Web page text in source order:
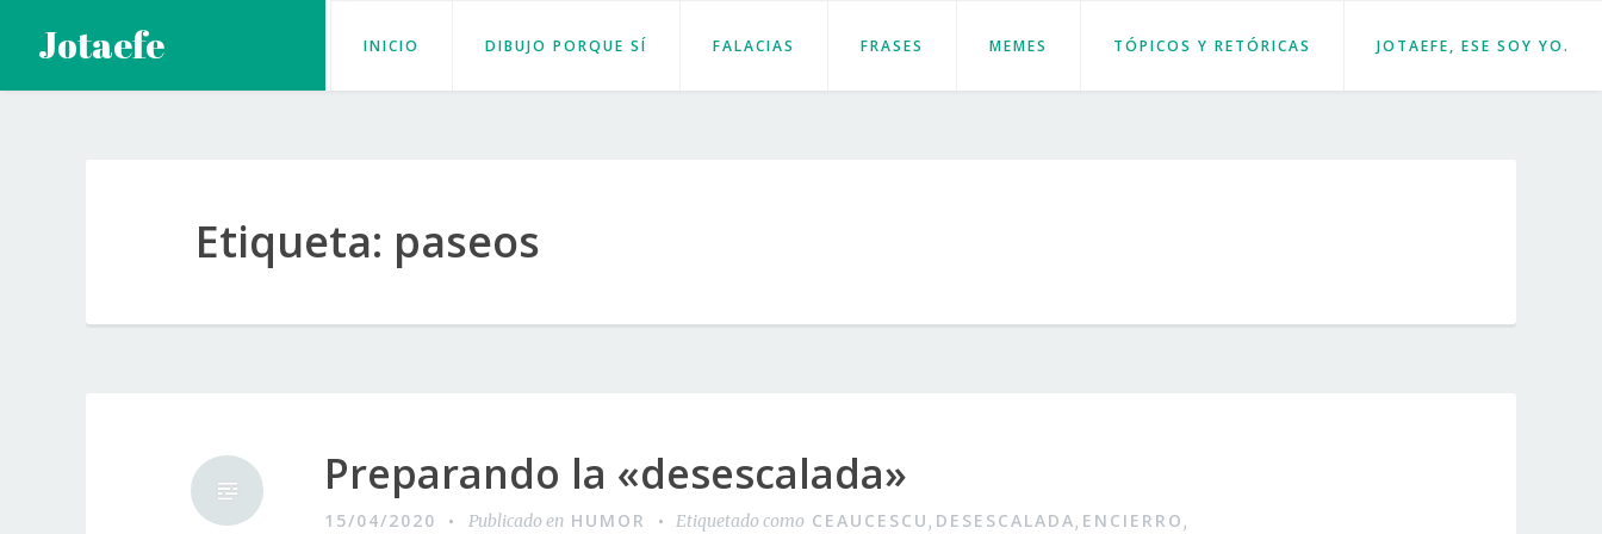
contenido
Jotaefe INICIO DIBUJO PORQUE SÍ FALACIAS FRASES MEMES TÓPICOS Y RETÓRICAS JOTAEFE, ESE SOY YO.
Etiqueta: paseos
Preparando la «desescalada»
15/04/2020 Publicado en HUMOR Etiquetado como CEAUCESCU, DESESCALADA, ENCIERRO,